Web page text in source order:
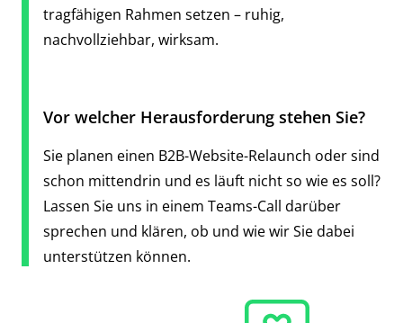
tragfähigen Rahmen setzen – ruhig,
nachvollziehbar, wirksam.
Vor welcher Herausforderung stehen Sie?
Sie planen einen B2B-Website-Relaunch oder sind
schon mittendrin und es läuft nicht so wie es soll?
Lassen Sie uns in einem Teams-Call darüber
sprechen und klären, ob und wie wir Sie dabei
unterstützen können.